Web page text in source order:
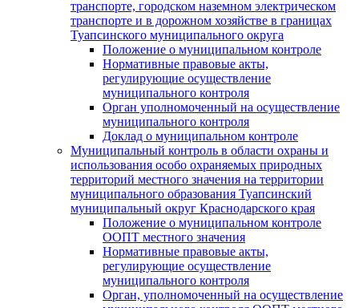
транспорте, городском наземном электрическом
транспорте и в дорожном хозяйстве в границах
Туапсинского муниципального округа
Положение о муниципальном контроле
Нормативные правовые акты,
регулирующие осуществление
муниципального контроля
Орган уполномоченный на осуществление
муниципального контроля
Доклад о муниципальном контроле
Муниципальный контроль в области охраны и
использования особо охраняемых природных
территорий местного значения на территории
муниципального образования Туапсинский
муниципальный округ Краснодарского края
Положение о муниципальном контроле
ООПТ местного значения
Нормативные правовые акты,
регулирующие осуществление
муниципального контроля
Орган, уполномоченный на осуществление